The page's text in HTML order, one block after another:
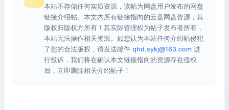
本站不存储任何实质资源，该帖为网盘用户发布的网盘
链接介绍帖。本文内所有链接指向的云盘网盘资源，其
版权归版权方所有！其实际管理权为帖子发布者所有，
本站无法操作相关资源。如您认为本站任何介绍帖侵犯
了您的合法版权，请发送邮件 qhd.sykj@163.com 进
行投诉，我们将在确认本文链接指向的资源存在侵权
后，立即删除相关介绍帖子！